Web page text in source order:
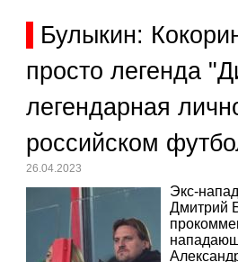
Булыкин:
просто легенда
легендарная
российском
26.04.2023
Экс-
Дмитрий